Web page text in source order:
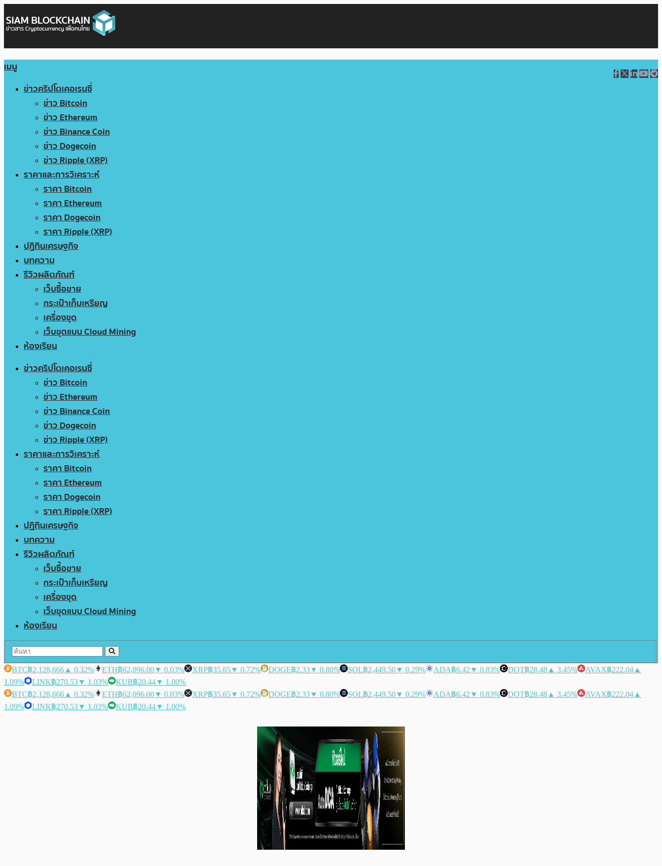
เมนู
ข่าวคริปโตเคอเรนซี่
ข่าว Bitcoin
ข่าว Ethereum
ข่าว Binance Coin
ข่าว Dogecoin
ข่าว Ripple (XRP)
ราคาและการวิเคราะห์
ราคา Bitcoin
ราคา Ethereum
ราคา Dogecoin
ราคา Ripple (XRP)
ปฏิทินเศรษฐกิจ
บทความ
รีวิวผลิตภัณฑ์
เว็บซื้อขาย
กระเป๋าเก็บเหรียญ
เครื่องขุด
เว็บขุดแบบ Cloud Mining
ห้องเรียน
ข่าวคริปโตเคอเรนซี่
ข่าว Bitcoin
ข่าว Ethereum
ข่าว Binance Coin
ข่าว Dogecoin
ข่าว Ripple (XRP)
ราคาและการวิเคราะห์
ราคา Bitcoin
ราคา Ethereum
ราคา Dogecoin
ราคา Ripple (XRP)
ปฏิทินเศรษฐกิจ
บทความ
รีวิวผลิตภัณฑ์
เว็บซื้อขาย
กระเป๋าเก็บเหรียญ
เครื่องขุด
เว็บขุดแบบ Cloud Mining
ห้องเรียน
BTC฿2,128,666 ▲ 0.32% ETH฿62,096.00▼ 0.03% XRP฿35.65▼ 0.72% DOGE฿2.33▼ 0.80% SOL฿2,449.50▼ 0.29% ADA฿6.42 ▼ 0.83% DOT฿28.48 ▲ 3.45% AVAX฿222.04 ▲
1.09%
LINK฿270.53▼ 1.03% KUB฿20.44▼ 1.00%
BTC฿2,128,666 ▲ 0.32% ETH฿62,096.00▼ 0.03% XRP฿35.65▼ 0.72% DOGE฿2.33▼ 0.80% SOL฿2,449.50▼ 0.29% ADA฿6.42 ▼ 0.83% DOT฿28.48 ▲ 3.45% AVAX฿222.04 ▲
1.09%
LINK฿270.53▼ 1.03% KUB฿20.44▼ 1.00%